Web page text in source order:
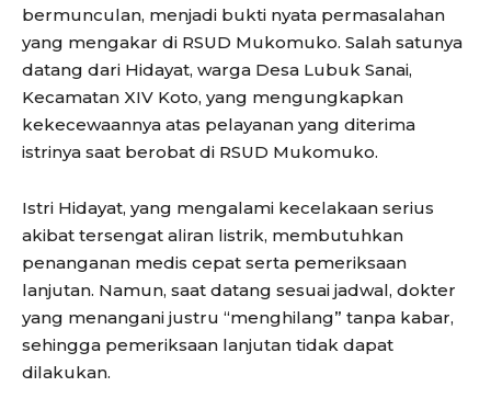
bermunculan, menjadi bukti nyata permasalahan
yang mengakar di RSUD Mukomuko. Salah satunya
datang dari Hidayat, warga Desa Lubuk Sanai,
Kecamatan XIV Koto, yang mengungkapkan
kekecewaannya atas pelayanan yang diterima
istrinya saat berobat di RSUD Mukomuko.
Istri Hidayat, yang mengalami kecelakaan serius
akibat tersengat aliran listrik, membutuhkan
penanganan medis cepat serta pemeriksaan
lanjutan. Namun, saat datang sesuai jadwal, dokter
yang menangani justru “menghilang” tanpa kabar,
sehingga pemeriksaan lanjutan tidak dapat
dilakukan.